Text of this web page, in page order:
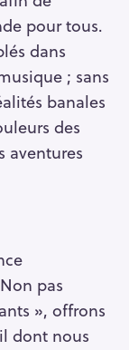
pour tous.
dans
; sans
banales
des
aventures
pas
», offrons
dont nous